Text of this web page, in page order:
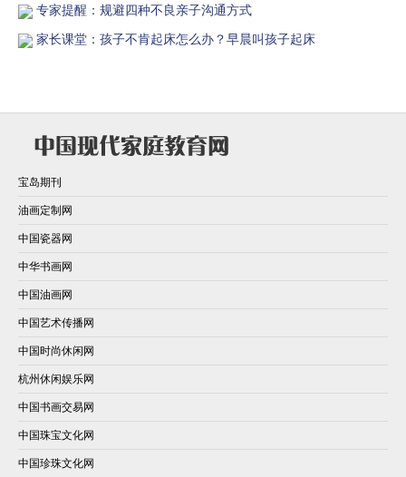
专家提醒：规避四种不良亲子沟通方式
家长课堂：孩子不肯起床怎么办？早晨叫孩子起床
宝岛期刊
油画定制网
中国瓷器网
中华书画网
中国油画网
中国艺术传播网
中国时尚休闲网
杭州休闲娱乐网
中国书画交易网
中国珠宝文化网
中国珍珠文化网